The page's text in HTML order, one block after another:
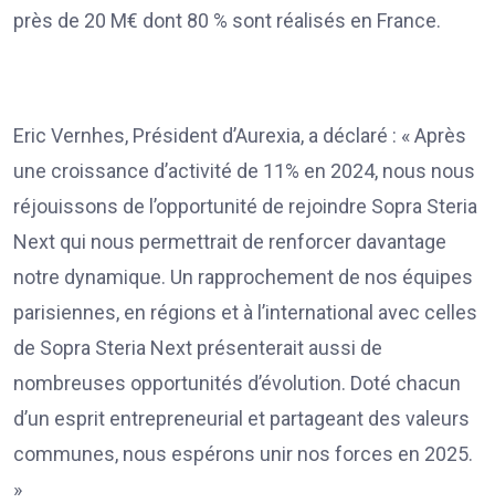
près de 20 M€ dont 80 % sont réalisés en France.
Eric Vernhes, Président d’Aurexia, a déclaré : « Après
une croissance d’activité de 11% en 2024, nous nous
réjouissons de l’opportunité de rejoindre Sopra Steria
Next qui nous permettrait de renforcer davantage
notre dynamique. Un rapprochement de nos équipes
parisiennes, en régions et à l’international avec celles
de Sopra Steria Next présenterait aussi de
nombreuses opportunités d’évolution. Doté chacun
d’un esprit entrepreneurial et partageant des valeurs
communes, nous espérons unir nos forces en 2025.
»